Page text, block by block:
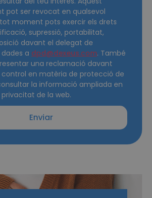
pot ser revocat en qualsevol
moment pots exercir els drets
supressió, portabilitat,
davant el delegat de
a dpd@dexeus.com. També
una reclamació davant
en matèria de protecció de
la informació ampliada en
de la web.
Enviar